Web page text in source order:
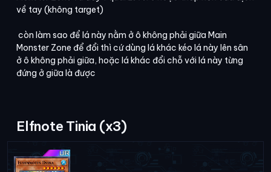
về tay (không target)
còn làm sao để lá này nằm ở ô không phải giữa Main
Monster Zone để đổi thì cứ dùng lá khác kéo lá này lên sân
ở ô không phải giữa, hoặc lá khác đổi chỗ với lá này từng
đứng ở giữa là được
Elfnote Tinia (x3)